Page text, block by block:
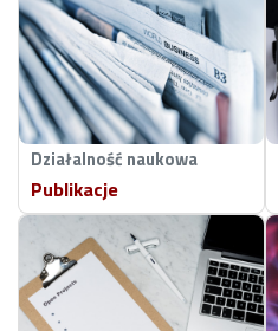
Działalność naukowa
Publikacje